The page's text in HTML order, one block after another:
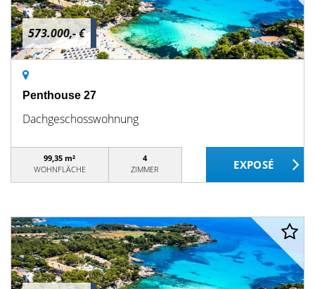
573.000,- €
Penthouse 27
Dachgeschosswohnung
99,35 m²
WOHNFLÄCHE
4
ZIMMER